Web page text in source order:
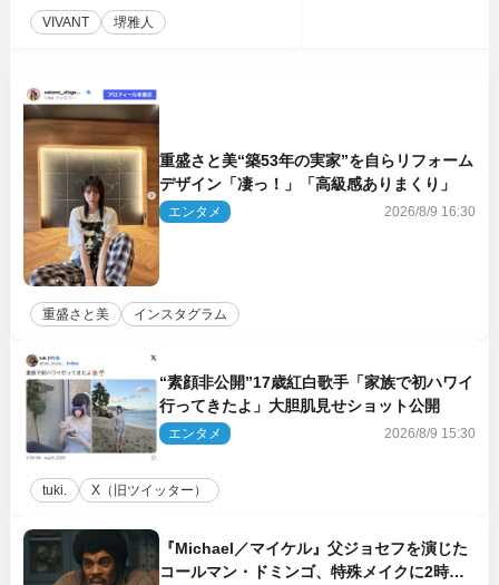
VIVANT 堺雅人
重盛さと美“築53年の実家”を自らリフォーム
デザイン「凄っ！」「高級感ありまくり」
エンタメ 2026/8/9 16:30
重盛さと美 インスタグラム
“素顔非公開”17歳紅白歌手「家族で初ハワイ
行ってきたよ」大胆肌見せショット公開
エンタメ 2026/8/9 15:30
tuki. X（旧ツイッター）
『Michael／マイケル』父ジョセフを演じた
コールマン・ドミンゴ、特殊メイクに2時間